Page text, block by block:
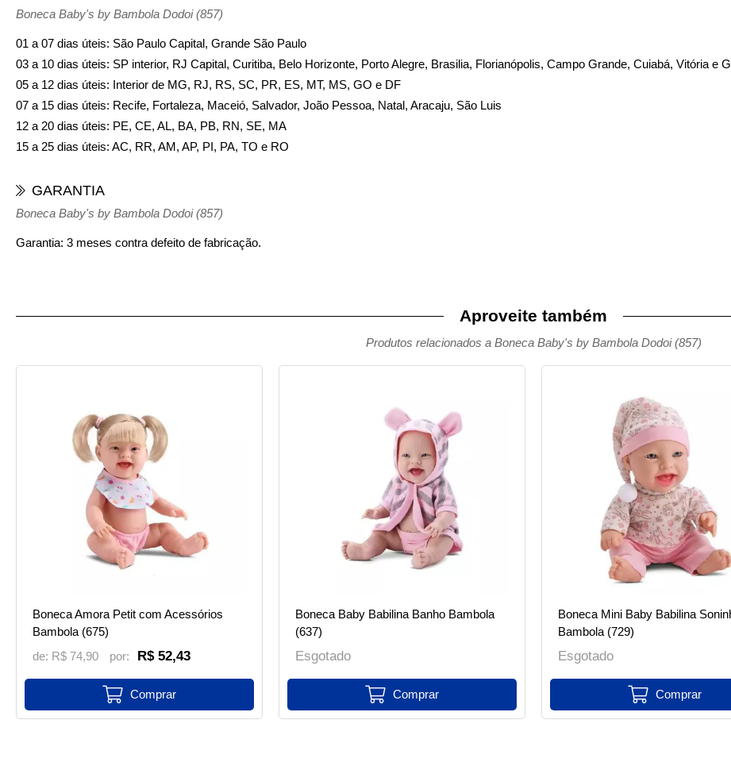
Boneca Baby's by Bambola Dodoi (857)
01 a 07 dias úteis: São Paulo Capital, Grande São Paulo
03 a 10 dias úteis: SP interior, RJ Capital, Curitiba, Belo Horizonte, Porto Alegre, Brasilia, Florianópolis, Campo Grande, Cuiabá, Vitória e
05 a 12 dias úteis: Interior de MG, RJ, RS, SC, PR, ES, MT, MS, GO e DF
07 a 15 dias úteis: Recife, Fortaleza, Maceió, Salvador, João Pessoa, Natal, Aracaju, São Luis
12 a 20 dias úteis: PE, CE, AL, BA, PB, RN, SE, MA
15 a 25 dias úteis: AC, RR, AM, AP, PI, PA, TO e RO
GARANTIA
Boneca Baby's by Bambola Dodoi (857)
Garantia: 3 meses contra defeito de fabricação.
Aproveite também
Produtos relacionados a Boneca Baby's by Bambola Dodoi (857)
Boneca Amora Petit com Acessórios
Bambola (675)
de: R$ 74,90 R$ 52,43
Boneca Baby Babilina Banho Bambola
(637)
Esgotado
Boneca Mini Baby Babilina
Bambola (729)
Esgotado